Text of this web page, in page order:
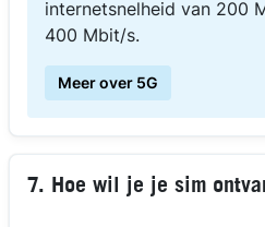
internetsnelheid van 200
400 Mbit/s.
Meer over 5G
7. Hoe wil je je sim